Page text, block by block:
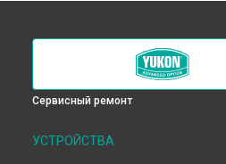
Сервисный ремонт
УСТРОЙСТВА